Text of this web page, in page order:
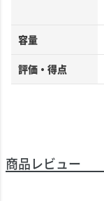
容量
評価・得点
商品レビュー